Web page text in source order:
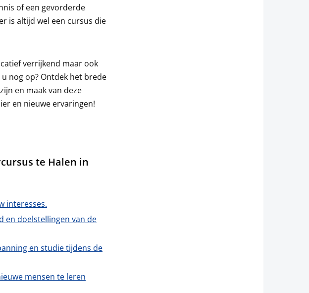
of een gevorderde
is altijd wel een cursus die
verrijkend maar ook
nog op? Ontdek het brede
en maak van deze
en nieuwe ervaringen!
te Halen in
interesses.
en doelstellingen van de
en studie tijdens de
mensen te leren